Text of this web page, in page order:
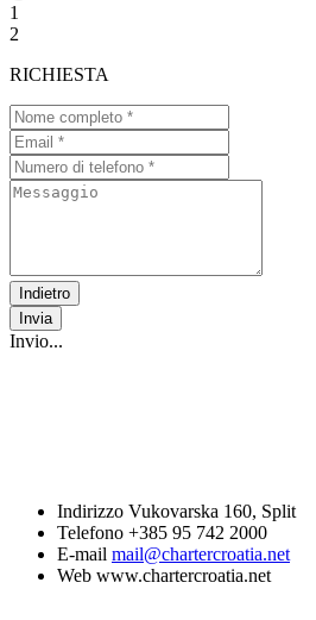
1
2
RICHIESTA
Indietro
Invia
Invio...
Indirizzo Vukovarska 160, Split
Telefono +385 95 742 2000
E-mail mail@chartercroatia.net
Web www.chartercroatia.net